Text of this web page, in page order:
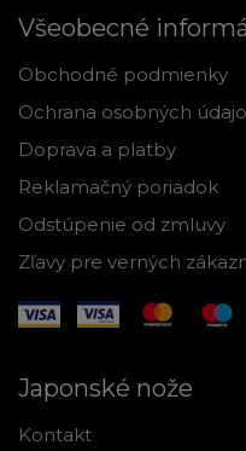
Všeobecné
Obchodné podmienky
Ochrana osobných
Doprava a platby
Reklamačný poriadok
Odstúpenie od zmluvy
Zľavy pre verných
Japonské nože
Kontakt